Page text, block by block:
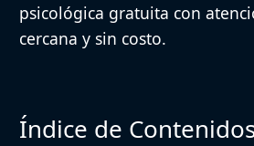
psicológica gratuita con
cercana y sin costo.
Índice de